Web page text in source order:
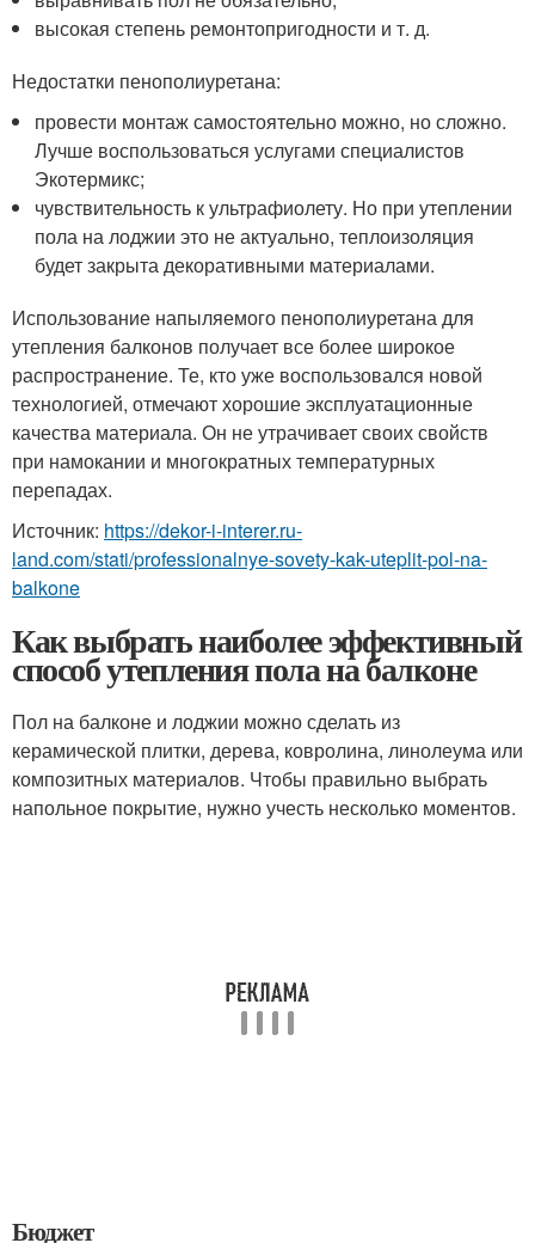
высокая степень ремонтопригодности и т. д.
Недостатки пенополиуретана:
провести монтаж самостоятельно можно, но сложно.
Лучше воспользоваться услугами специалистов
Экотермикс;
чувствительность к ультрафиолету. Но при утеплении
пола на лоджии это не актуально, теплоизоляция
будет закрыта декоративными материалами.
Использование напыляемого пенополиуретана для
утепления балконов получает все более широкое
распространение. Те, кто уже воспользовался новой
технологией, отмечают хорошие эксплуатационные
качества материала. Он не утрачивает своих свойств
при намокании и многократных температурных
перепадах.
Источник: https://dekor-i-interer.ru-
land.com/stati/professionalnye-sovety-kak-uteplit-pol-na-
balkone
Как выбрать наиболее эффективный
способ утепления пола на балконе
Пол на балконе и лоджии можно сделать из
керамической плитки, дерева, ковролина, линолеума или
композитных материалов. Чтобы правильно выбрать
напольное покрытие, нужно учесть несколько моментов.
Бюджет